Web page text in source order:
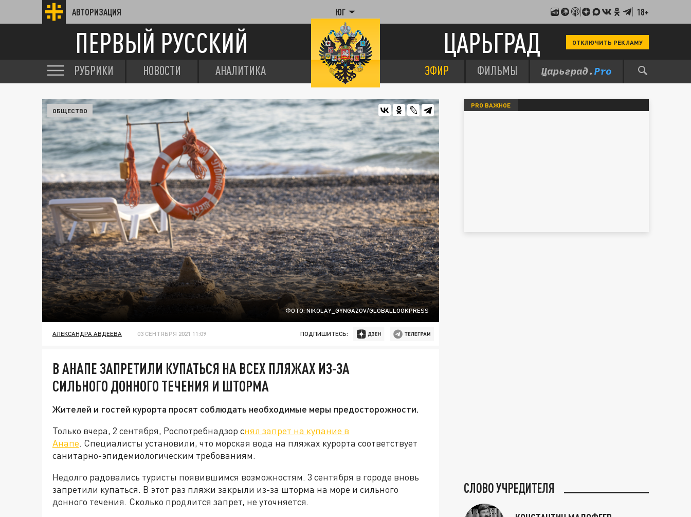
АВТОРИЗАЦИЯ ЮГ 18+
ПЕРВЫЙ РУССКИЙ ЦАРЬГРАД ОТКЛЮЧИТЬ РЕКЛАМУ
РУБРИКИ НОВОСТИ АНАЛИТИКА ЭФИР ФИЛЬМЫ
ФОТО: NIKOLAY_GYNGAZOV/GLOBALLOOKPRESS
ОБЩЕСТВО
АЛЕКСАНДРА АВДЕЕВА 03 СЕНТЯБРЯ 2021 11:09 ПОДПИШИТЕСЬ:
В АНАПЕ ЗАПРЕТИЛИ КУПАТЬСЯ НА ВСЕХ ПЛЯЖАХ ИЗ-ЗА
СИЛЬНОГО ДОННОГО ТЕЧЕНИЯ И ШТОРМА
Жителей и гостей курорта просят соблюдать необходимые меры предосторожности.
Только вчера, 2 сентября, Роспотребнадзор снял запрет на купание в
Анапе. Специалисты установили, что морская вода на пляжах курорта соответствует
санитарно-эпидемиологическим требованиям.
Недолго радовались туристы появившимся возможностям. 3 сентября в городе вновь
запретили купаться. В этот раз пляжи закрыли из-за шторма на море и сильного
донного течения. Сколько продлится запрет, не уточняется.
PRO ВАЖНОЕ
СЛОВО УЧРЕДИТЕЛЯ